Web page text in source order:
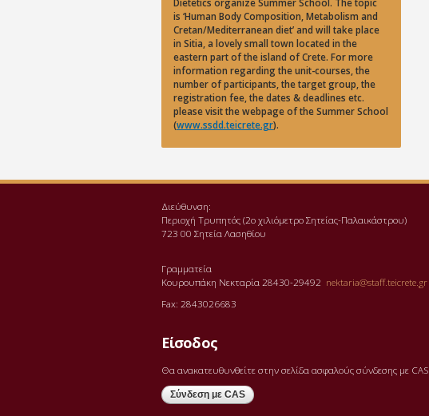
is ‘Human Body Composition, Metabolism and
Cretan/Mediterranean diet’ and will take place
in Sitia, a lovely small town located in the
eastern part of the island of Crete. For more
information regarding the unit-courses, the
number of participants, the target group, the
registration fee, the dates & deadlines etc.
please visit the webpage of the Summer School
(www.ssdd.teicrete.gr).
Διεύθυνση:
Περιοχή Τρυπητός (2o χιλιόμετρο Σητείας-Παλαικάστρου)
723 00 Σητεία Λασηθίου
Γραμματεία
Κουρουπάκη Νεκταρία 28430-29492 nektaria@staff.teicrete.gr
Fax: 2843026683
Είσοδος
Θα ανακατευθυνθείτε στην σελίδα ασφαλούς σύνδεσης με CAS